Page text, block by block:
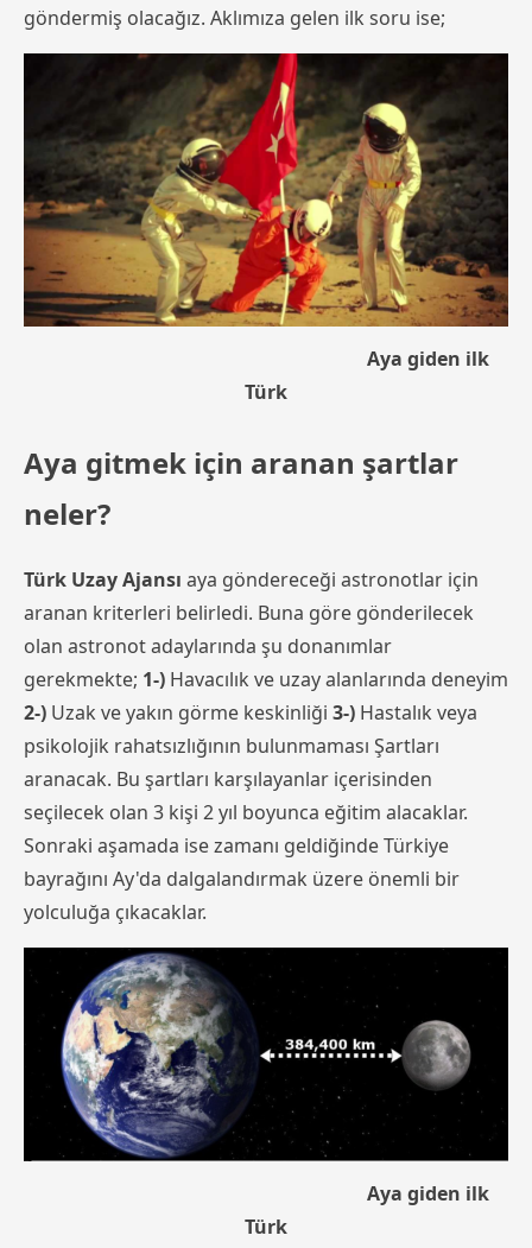
göndermiş olacağız. Aklımıza gelen ilk soru ise;
Aya giden ilk
Türk
Aya gitmek için aranan şartlar
neler?
Türk Uzay Ajansı aya göndereceği astronotlar için
aranan kriterleri belirledi. Buna göre gönderilecek
olan astronot adaylarında şu donanımlar
gerekmekte; 1-) Havacılık ve uzay alanlarında deneyim
2-) Uzak ve yakın görme keskinliği 3-) Hastalık veya
psikolojik rahatsızlığının bulunmaması Şartları
aranacak. Bu şartları karşılayanlar içerisinden
seçilecek olan 3 kişi 2 yıl boyunca eğitim alacaklar.
Sonraki aşamada ise zamanı geldiğinde Türkiye
bayrağını Ay'da dalgalandırmak üzere önemli bir
yolculuğa çıkacaklar.
Aya giden ilk
Türk